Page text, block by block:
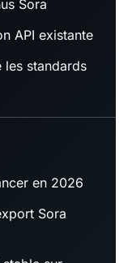
Sora
API existante
les standards
en 2026
Sora